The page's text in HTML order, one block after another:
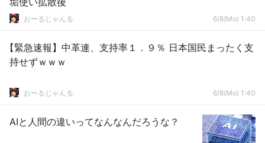
おーるじゃんる 6/8(Mo) 1:40
【緊急速報】中革連、支持率１．９％ 日本国民まったく支
持せずｗｗｗ
おーるじゃんる 6/8(Mo) 1:40
AIと人間の違いってなんなんだろうな？